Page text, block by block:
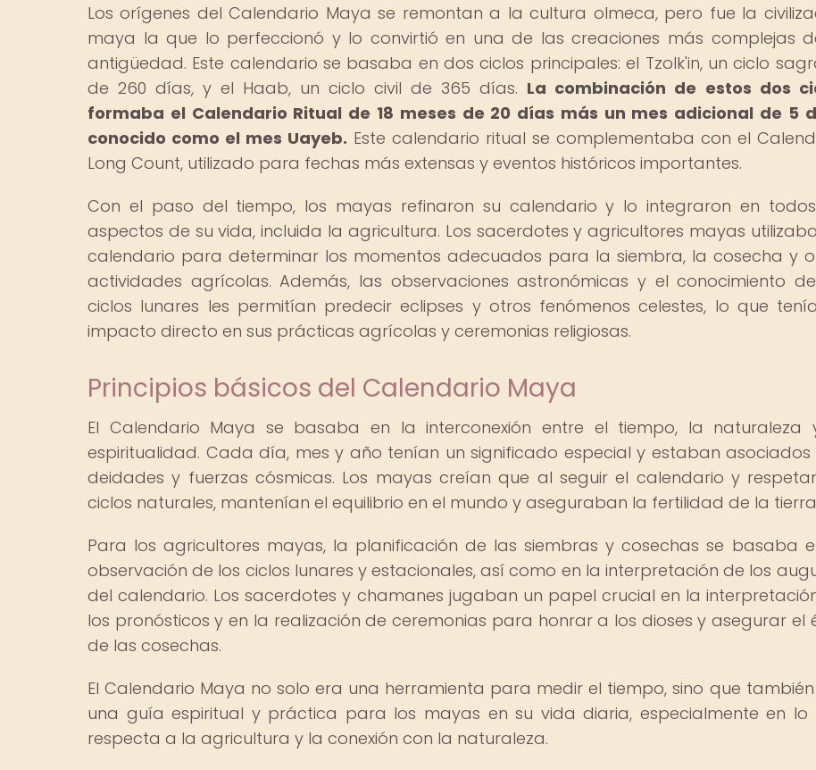
Los orígenes del Calendario Maya se remontan a la cultura olmeca, pero fue la
maya la que lo perfeccionó y lo convirtió en una de las creaciones más complejas
antigüedad. Este calendario se basaba en dos ciclos principales: el Tzolk'in, un ciclo
de 260 días, y el Haab, un ciclo civil de 365 días. La combinación de estos dos
formaba el Calendario Ritual de 18 meses de 20 días más un mes adicional de 5
conocido como el mes Uayeb. Este calendario ritual se complementaba con el
Long Count, utilizado para fechas más extensas y eventos históricos importantes.
Con el paso del tiempo, los mayas refinaron su calendario y lo integraron en
aspectos de su vida, incluida la agricultura. Los sacerdotes y agricultores mayas
calendario para determinar los momentos adecuados para la siembra, la cosecha y
actividades agrícolas. Además, las observaciones astronómicas y el conocimiento
ciclos lunares les permitían predecir eclipses y otros fenómenos celestes, lo que
impacto directo en sus prácticas agrícolas y ceremonias religiosas.
Principios básicos del Calendario Maya
El Calendario Maya se basaba en la interconexión entre el tiempo, la naturaleza
espiritualidad. Cada día, mes y año tenían un significado especial y estaban asociados
deidades y fuerzas cósmicas. Los mayas creían que al seguir el calendario y
ciclos naturales, mantenían el equilibrio en el mundo y aseguraban la fertilidad de la
Para los agricultores mayas, la planificación de las siembras y cosechas se basaba
observación de los ciclos lunares y estacionales, así como en la interpretación de los
del calendario. Los sacerdotes y chamanes jugaban un papel crucial en la
los pronósticos y en la realización de ceremonias para honrar a los dioses y asegurar el
de las cosechas.
El Calendario Maya no solo era una herramienta para medir el tiempo, sino que
una guía espiritual y práctica para los mayas en su vida diaria, especialmente en lo
respecta a la agricultura y la conexión con la naturaleza.